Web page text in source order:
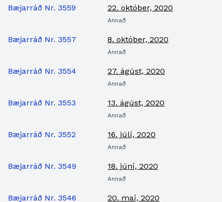
Bæjarráð Nr. 3559 22. október, 2020
Annað
Bæjarráð Nr. 3557 8. október, 2020
Annað
Bæjarráð Nr. 3554 27. ágúst, 2020
Annað
Bæjarráð Nr. 3553 13. ágúst, 2020
Annað
Bæjarráð Nr. 3552 16. júlí, 2020
Annað
Bæjarráð Nr. 3549 18. júní, 2020
Annað
Bæjarráð Nr. 3546 20. maí, 2020